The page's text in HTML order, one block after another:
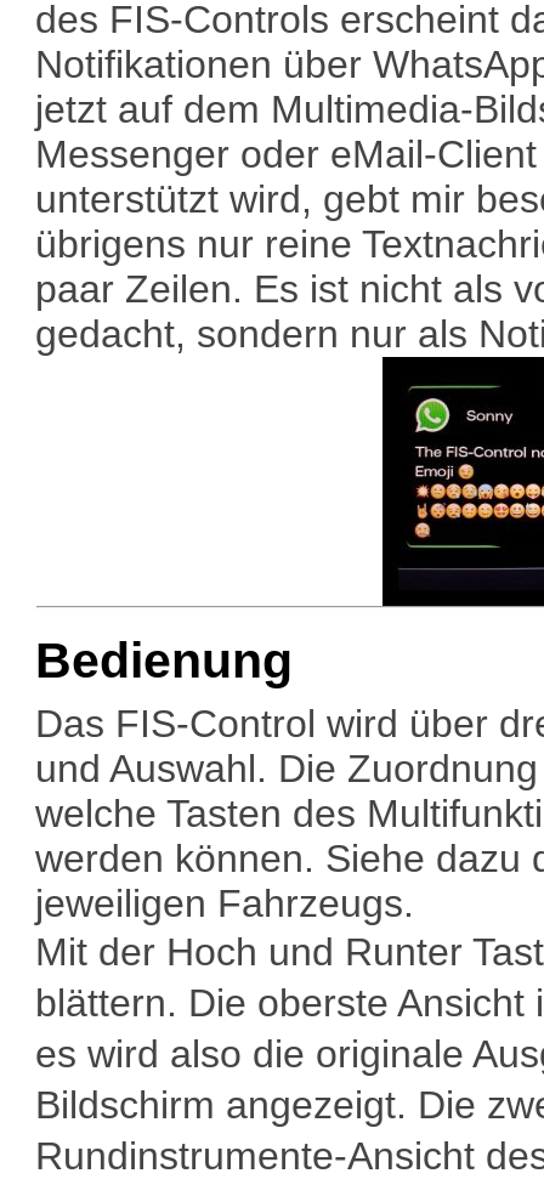
des FIS-Controls erscheint
Notifikationen über
jetzt auf dem Multimedia-
Messenger oder eMail-
unterstützt wird, gebt mir
übrigens nur reine
paar Zeilen. Es ist nicht als
gedacht, sondern nur als
Bedienung
Das FIS-Control wird über
und Auswahl. Die
welche Tasten des
werden können. Siehe dazu
jeweiligen Fahrzeugs.
Mit der Hoch und Runter
blättern. Die oberste
es wird also die originale
Bildschirm angezeigt. Die
Rundinstrumente-Ansicht